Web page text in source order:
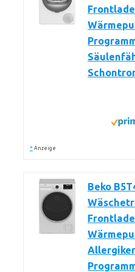
* Anzeige
Beko